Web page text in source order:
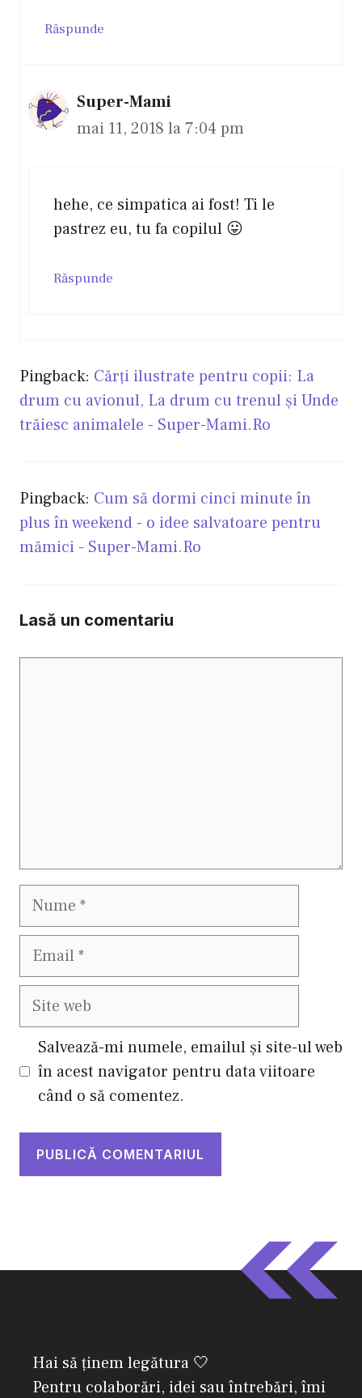
Răspunde
Super-Mami
mai 11, 2018 la 7:04 pm
hehe, ce simpatica ai fost! Ti le
pastrez eu, tu fa copilul 😛
Răspunde
Pingback: Cărţi ilustrate pentru copii: La
drum cu avionul, La drum cu trenul şi Unde
trăiesc animalele - Super-Mami.Ro
Pingback: Cum să dormi cinci minute în
plus în weekend - o idee salvatoare pentru
mămici - Super-Mami.Ro
Lasă un comentariu
Nume
Email
Site
Salvează-mi numele, emailul și site-ul web
în acest navigator pentru data viitoare
când o să comentez.
Hai să ținem legătura 🤍
Pentru colaborări, idei sau întrebări, îmi